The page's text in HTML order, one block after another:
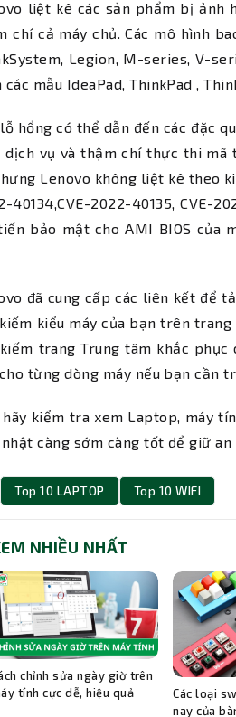
liệt kê các sản phẩm bị ảnh
chí cả máy chủ. Các mô hình
Legion, M-series, V-
các mẫu IdeaPad, ThinkPad ,
lỗ hổng có thể dẫn đến các đặc
dịch vụ và thậm chí thực thi mã
Lenovo không liệt kê theo
40134,CVE-2022-40135, CVE-
bảo mật cho AMI BIOS của
đã cung cấp các liên kết để
kiểu máy của bạn trên
trang Trung tâm khắc phục
từng dòng máy nếu bạn cần
hãy kiểm tra xem Laptop, máy
càng sớm càng tốt để giữ
Top 10 LAPTOP Top 10 WIFI
NHIỀU NHẤT
chỉnh sửa ngày giờ trên
tính cực dễ, hiệu quả
Các loại
nay của